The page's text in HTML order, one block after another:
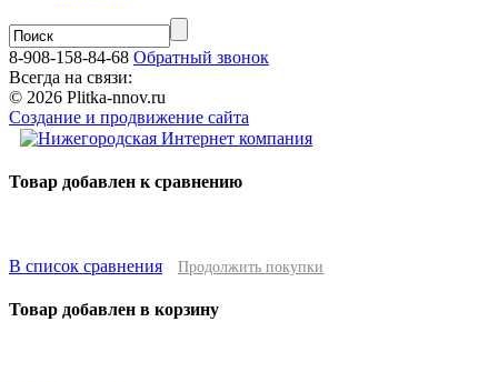
8-908-158-84-68 Обратный звонок
Всегда на связи:
© 2026 Plitka-nnov.ru
Создание и продвижение сайта
Товар добавлен к сравнению
В список сравнения Продолжить покупки
Товар добавлен в корзину